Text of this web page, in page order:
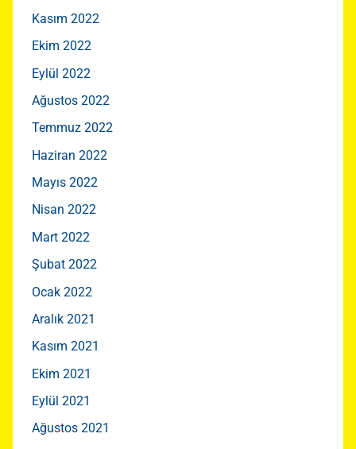
Kasım 2022
Ekim 2022
Eylül 2022
Ağustos 2022
Temmuz 2022
Haziran 2022
Mayıs 2022
Nisan 2022
Mart 2022
Şubat 2022
Ocak 2022
Aralık 2021
Kasım 2021
Ekim 2021
Eylül 2021
Ağustos 2021